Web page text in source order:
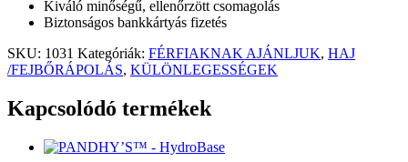
Kiváló minőségű, ellenőrzött csomagolás
Biztonságos bankkártyás fizetés
SKU: 1031 Kategóriák: FÉRFIAKNAK AJÁNLJUK, HAJ
/FEJBŐRÁPOLÁS, KÜLÖNLEGESSÉGEK
Kapcsolódó termékek